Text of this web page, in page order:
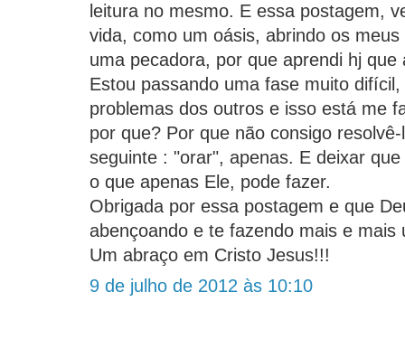
leitura no mesmo. E essa postagem,
vida, como um oásis, abrindo os
uma pecadora, por que aprendi hj que
Estou passando uma fase muito
problemas dos outros e isso está me
por que? Por que não consigo
seguinte : "orar", apenas. E deixar
o que apenas Ele, pode fazer.
Obrigada por essa postagem e que
abençoando e te fazendo mais e mais
Um abraço em Cristo Jesus!!!
9 de julho de 2012 às 10:10